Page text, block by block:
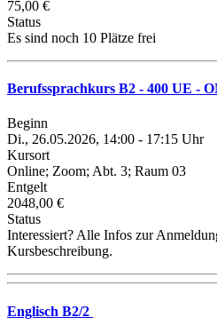
75,00 €
Status
Es sind noch 10 Plätze frei
Berufssprachkurs B2 - 400 UE -
Beginn
Di., 26.05.2026, 14:00 - 17:15 Uhr
Kursort
Online; Zoom; Abt. 3; Raum 03
Entgelt
2048,00 €
Status
Interessiert? Alle Infos zur
Kursbeschreibung.
Englisch B2/2